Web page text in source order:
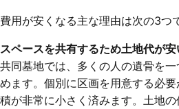
費用が安くなる主な理由は次の3つ
スペースを共有するため土地代が安
共同墓地では、多くの人の遺骨を
めます。個別に区画を用意する必
積が非常に小さく済みます。土地